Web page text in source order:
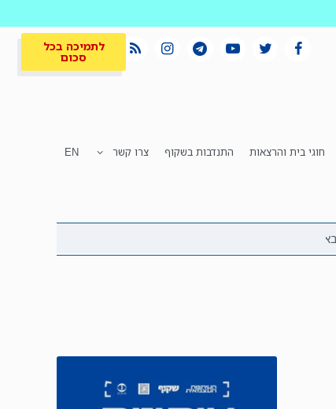
לתמיכה בכל
סכום
חוגי בית והרצאות התנדבות בשקוף צרו קשר EN
המקום הכי חם לתמיכה בכל